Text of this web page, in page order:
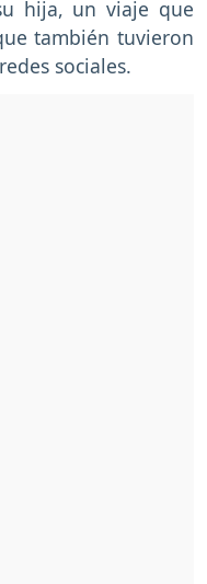
hija, un viaje que
también tuvieron
sociales.